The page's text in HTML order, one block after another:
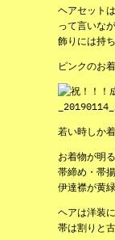
ヘアセット
って言いな
飾りには持
ピンクのお
若い時しか
お着物が明
帯締め・帯
伊達襟が黄
ヘアは洋装
帯は割りと